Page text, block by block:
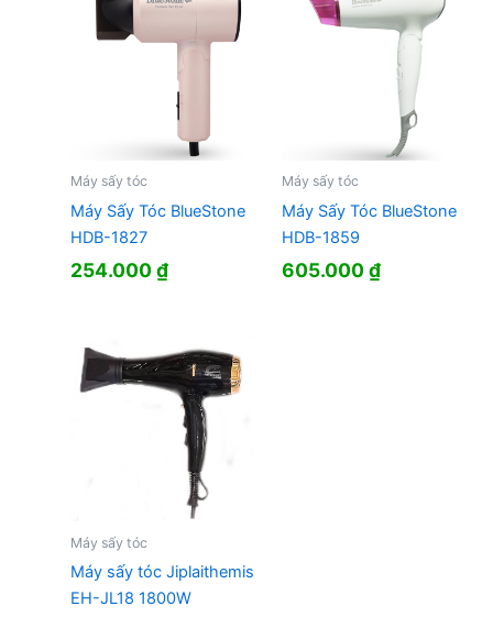
Máy sấy tóc
Máy Sấy Tóc BlueStone
HDB-1827
254.000₫
Máy sấy tóc
Máy Sấy Tóc BlueStone
HDB-1859
605.000₫
Máy sấy tóc
Máy sấy tóc Jiplaithemis
EH-JL18 1800W